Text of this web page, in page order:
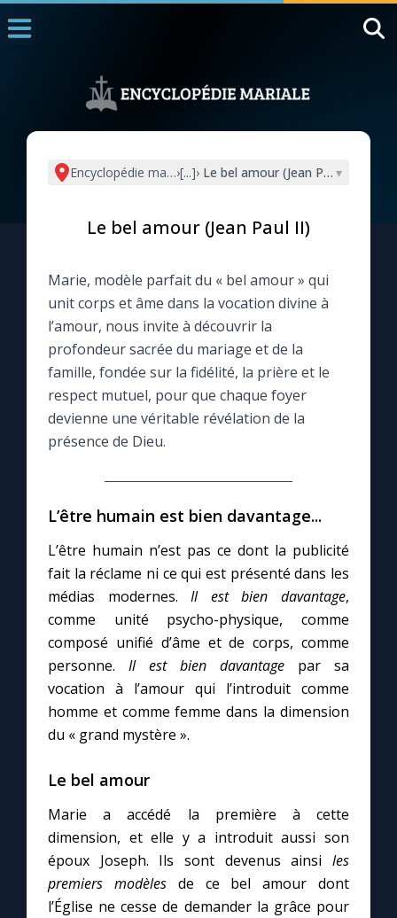
L'actualité de la semaine
La chaîne Youtube
La newsletter
La vidéo de la semaine
Le compte Tiktok
Le site internet
Questions-réponses
Prier au quotidien
Avec Thérèse de Lisieux
L'Évangile chaque jour
Marie qui défait les nœuds
Me consacrer à Jésus par Marie
Encyclopédie mariale
›[...]› Le bel amour (Jean Paul II)
▾
Le bel amour (Jean Paul II)
Marie, modèle parfait du « bel amour » qui
unit corps et âme dans la vocation divine à
l’amour, nous invite à découvrir la
profondeur sacrée du mariage et de la
famille, fondée sur la fidélité, la prière et le
respect mutuel, pour que chaque foyer
devienne une véritable révélation de la
présence de Dieu.
L’être humain est bien davantage...
L’être humain n’est pas ce dont la publicité
fait la réclame ni ce qui est présenté dans les
médias modernes.Il est bien davantage,
comme unité psycho-physique, comme
composé unifié d’âme et de corps, comme
personne. Il est bien davantage par sa
vocation à l’amour qui l’introduit comme
homme et comme femme dans la dimension
du « grand mystère ».
Le bel amour
Marie a accédé la première à cette
dimension, et elle y a introduit aussi son
époux Joseph. Ils sont devenus ainsi les
premiers modèlesde ce bel amour dont
l’Église ne cesse de demander la grâce pour